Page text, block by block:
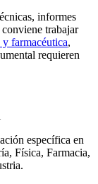
informes
trabajar
farmacéutica,
requieren
específica en
Física, Farmacia,